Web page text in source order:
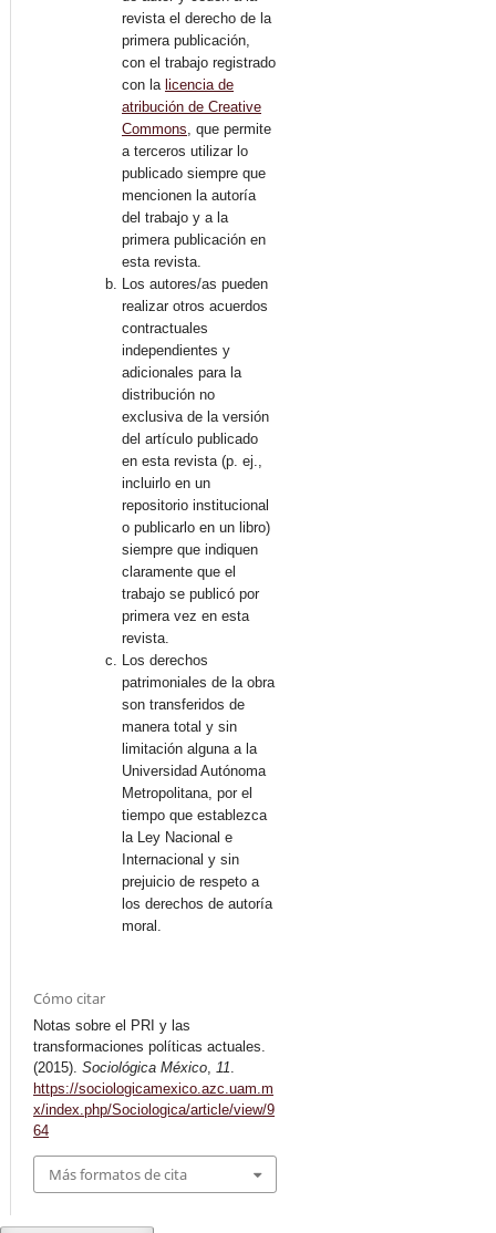
revista el derecho de la
primera publicación,
con el trabajo registrado
con la licencia de
atribución de Creative
Commons , que permite
a terceros utilizar lo
publicado siempre que
mencionen la autoría
del trabajo y a la
primera publicación en
esta revista.
Los autores/as pueden
realizar otros acuerdos
contractuales
independientes y
adicionales para la
distribución no
exclusiva de la versión
del artículo publicado
en esta revista (p. ej.,
incluirlo en un
repositorio institucional
o publicarlo en un libro)
siempre que indiquen
claramente que el
trabajo se publicó por
primera vez en esta
revista.
Los derechos
patrimoniales de la obra
son transferidos de
manera total y sin
limitación alguna a la
Universidad Autónoma
Metropolitana, por el
tiempo que establezca
la Ley Nacional e
Internacional y sin
prejuicio de respeto a
los derechos de autoría
moral.
Cómo citar
Notas sobre el PRI y las
transformaciones políticas actuales.
(2015). Sociológica México 11
https://sociologicamexico.azc.uam.m
x/index.php/Sociologica/article/view/9
64
Más formatos de cita